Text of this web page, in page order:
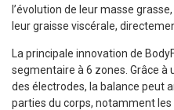
l’évolution de leur masse
leur graisse viscérale,
La principale innovation de
segmentaire à 6 zones. Grâce
des électrodes, la balance peut
parties du corps, notamment les